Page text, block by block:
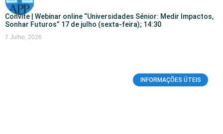
Convite | Webinar online “Universidades Sénior: Medir Impactos,
Sonhar Futuros” 17 de julho (sexta-feira); 14:30
7 Julho, 2026
INFORMAÇÕES ÚTEIS